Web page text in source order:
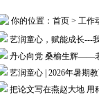
你的位置： 首页 > 工作
艺润童心，赋能成长---
丹心向党 桑榆生辉——
艺润童心 | 2026年暑期
把论文写在燕赵大地 用